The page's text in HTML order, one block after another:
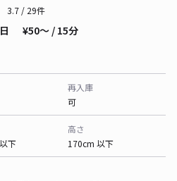
3.7 / 29件
¥50〜 / 15分
再入庫
可
下
高さ
170cm 以下